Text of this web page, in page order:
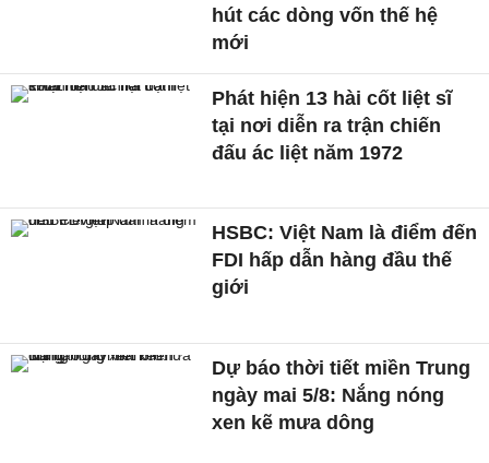
hút các dòng vốn thế hệ
mới
Phát hiện 13 hài cốt liệt sĩ
tại nơi diễn ra trận chiến
đấu ác liệt năm 1972
HSBC: Việt Nam là điểm đến
FDI hấp dẫn hàng đầu thế
giới
Dự báo thời tiết miền Trung
ngày mai 5/8: Nắng nóng
xen kẽ mưa dông